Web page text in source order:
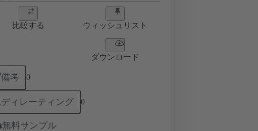
比較する ウィッシュリスト
ダウンロード
備考 0
ディレーティング 0
無料サンプル